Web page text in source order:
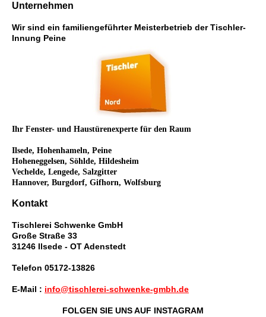
Unternehmen
Wir sind ein familiengeführter Meisterbetrieb der Tischler-
Innung Peine
Ihr Fenster- und Haustürenexperte für den Raum
Ilsede, Hohenhameln, Peine
Hoheneggelsen, Söhlde, Hildesheim
Vechelde, Lengede, Salzgitter
Hannover, Burgdorf, Gifhorn, Wolfsburg
Kontakt
Tischlerei Schwenke GmbH
Große Straße 33
31246 Ilsede - OT Adenstedt
Telefon 05172-13826
E-Mail : info@tischlerei-schwenke-gmbh.de
FOLGEN SIE UNS AUF INSTAGRAM